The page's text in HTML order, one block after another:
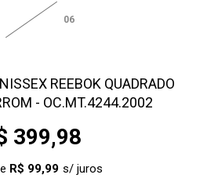
06
REEBOK QUADRADO
- OC.MT.4244.2002
399,98
R$ 99,99